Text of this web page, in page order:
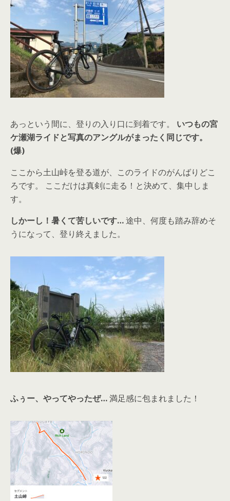
あっという間に、登りの入り口に到着です。 いつもの宮
ケ瀬湖ライドと写真のアングルがまったく同じです。
(爆)
ここから土山峠を登る道が、このライドのがんばりどこ
ろです。 ここだけは真剣に走る！と決めて、集中しま
す。
しかーし！暑くて苦しいです…途中、何度も踏み辞めそ
うになって、登り終えました。
ふぅー、やってやったぜ…満足感に包まれました！